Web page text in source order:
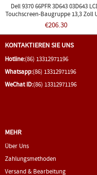
Dell 9370 66PFR 3D643 03D643
Touchscreen-Baugruppe 13,3 Zoll
Silber
€206.30
KONTAKTIEREN SIE UNS
Hotline:(86) 13312971196
Whatsapp:(86) 13312971196
WeChat ID:(86) 13312971196
MEHR
Über Uns
Zahlungsmethoden
Versand & Bearbeitung